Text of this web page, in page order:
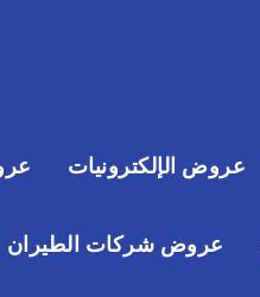
عروض الإلكترونيات
عروض شركات الطيران